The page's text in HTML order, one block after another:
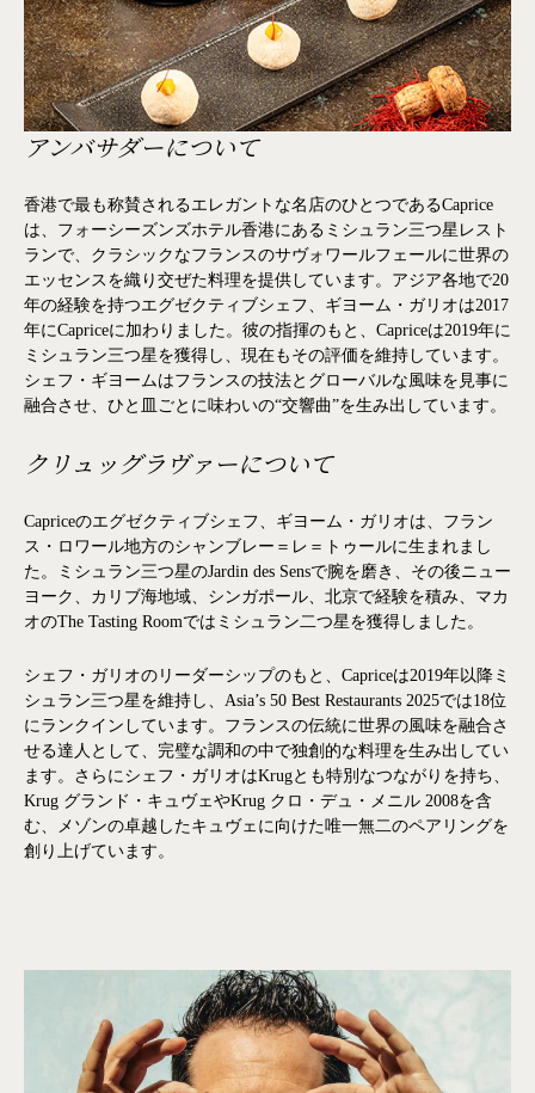
アンバサダーについて
香港で最も称賛されるエレガントな名店のひとつであるCaprice
は、フォーシーズンズホテル香港にあるミシュラン三つ星レスト
ランで、クラシックなフランスのサヴォワールフェールに世界の
エッセンスを織り交ぜた料理を提供しています。アジア各地で20
年の経験を持つエグゼクティブシェフ、ギヨーム・ガリオは2017
年にCapriceに加わりました。彼の指揮のもと、Capriceは2019年に
ミシュラン三つ星を獲得し、現在もその評価を維持しています。
シェフ・ギヨームはフランスの技法とグローバルな風味を見事に
融合させ、ひと皿ごとに味わいの“交響曲”を生み出しています。
クリュッグラヴァーについて
Capriceのエグゼクティブシェフ、ギヨーム・ガリオは、フラン
ス・ロワール地方のシャンブレー＝レ＝トゥールに生まれまし
た。ミシュラン三つ星のJardin des Sensで腕を磨き、その後ニュー
ヨーク、カリブ海地域、シンガポール、北京で経験を積み、マカ
オのThe Tasting Roomではミシュラン二つ星を獲得しました。
シェフ・ガリオのリーダーシップのもと、Capriceは2019年以降ミ
シュラン三つ星を維持し、Asia’s 50 Best Restaurants 2025では18位
にランクインしています。フランスの伝統に世界の風味を融合さ
せる達人として、完璧な調和の中で独創的な料理を生み出してい
ます。さらにシェフ・ガリオはKrugとも特別なつながりを持ち、
Krug グランド・キュヴェやKrug クロ・デュ・メニル 2008を含
む、メゾンの卓越したキュヴェに向けた唯一無二のペアリングを
創り上げています。